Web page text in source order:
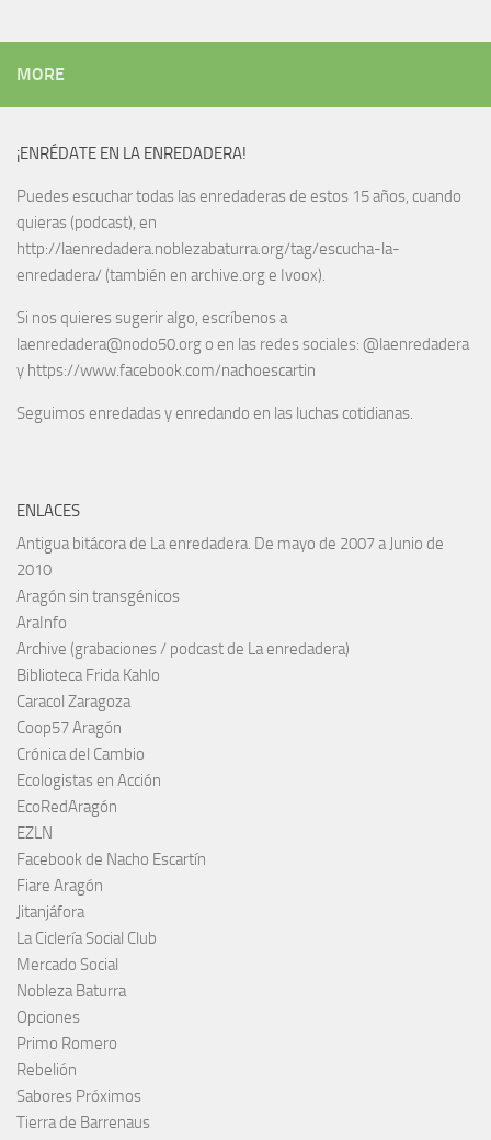
MORE
¡ENRÉDATE EN LA ENREDADERA!
Puedes escuchar todas las enredaderas de estos 15 años, cuando
quieras (podcast), en
http://laenredadera.noblezabaturra.org/tag/escucha-la-
enredadera/ (también en archive.org e Ivoox).
Si nos quieres sugerir algo, escríbenos a
laenredadera@nodo50.org o en las redes sociales: @laenredadera
y https://www.facebook.com/nachoescartin
Seguimos enredadas y enredando en las luchas cotidianas.
ENLACES
Antigua bitácora de La enredadera. De mayo de 2007 a Junio de
2010
Aragón sin transgénicos
AraInfo
Archive (grabaciones / podcast de La enredadera)
Biblioteca Frida Kahlo
Caracol Zaragoza
Coop57 Aragón
Crónica del Cambio
Ecologistas en Acción
EcoRedAragón
EZLN
Facebook de Nacho Escartín
Fiare Aragón
Jitanjáfora
La Ciclería Social Club
Mercado Social
Nobleza Baturra
Opciones
Primo Romero
Rebelión
Sabores Próximos
Tierra de Barrenaus